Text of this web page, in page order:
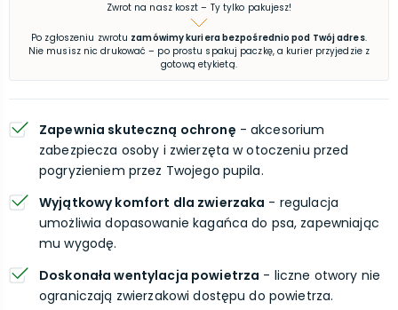
Zwrot na nasz koszt – Ty tylko pakujesz!
Po zgłoszeniu zwrotu zamówimy kuriera bezpośrednio pod Twój adres.
Nie musisz nic drukować – po prostu spakuj paczkę, a kurier przyjedzie z
gotową etykietą.
Zapewnia skuteczną ochronę - akcesorium
zabezpiecza osoby i zwierzęta w otoczeniu przed
pogryzieniem przez Twojego pupila.
Wyjątkowy komfort dla zwierzaka - regulacja
umożliwia dopasowanie kagańca do psa, zapewniając
mu wygodę.
Doskonała wentylacja powietrza - liczne otwory nie
ograniczają zwierzakowi dostępu do powietrza.